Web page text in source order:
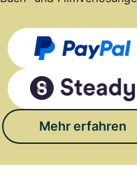
Mehr erfahren